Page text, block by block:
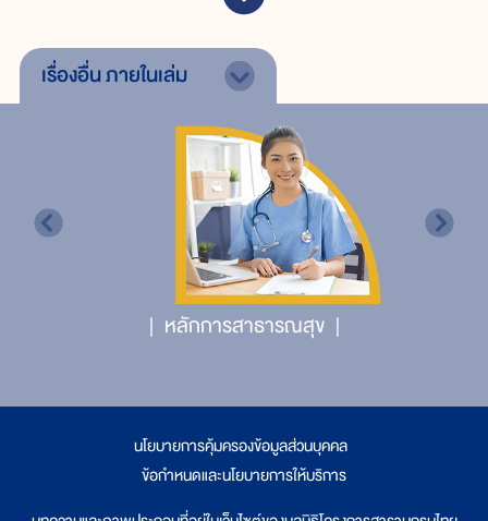
เรื่องอื่นภายในเล่ม
หลักการสาธารณสุข
นโยบายการคุ้มครองข้อมูลส่วนบุคคล
ข้อกำหนดและนโยบายการให้บริการ